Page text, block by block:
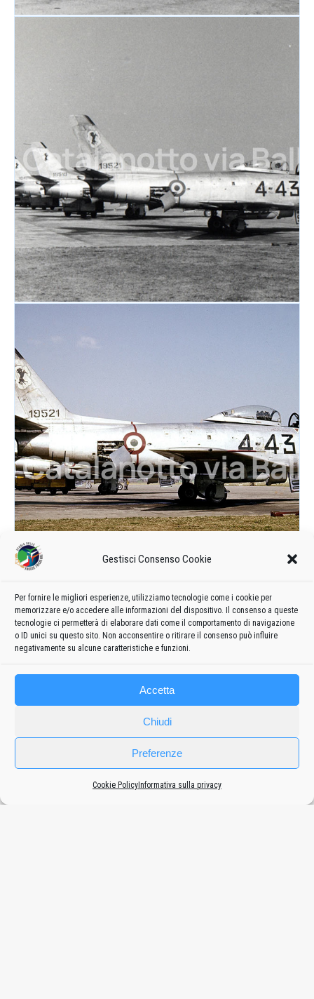
Gestisci Consenso Cookie
Per fornire le migliori esperienze, utilizziamo tecnologie come i cookie per
memorizzare e/o accedere alle informazioni del dispositivo. Il consenso a queste
tecnologie ci permetterà di elaborare dati come il comportamento di navigazione
o ID unici su questo sito. Non acconsentire o ritirare il consenso può influire
negativamente su alcune caratteristiche e funzioni.
Accetta
Chiudi
Preferenze
Cookie Policy Informativa sulla privacy